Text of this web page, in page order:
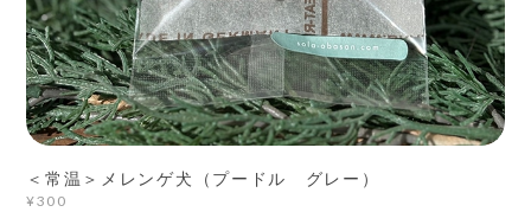
＜常温＞メレンゲ犬（プードル グレー）
¥300